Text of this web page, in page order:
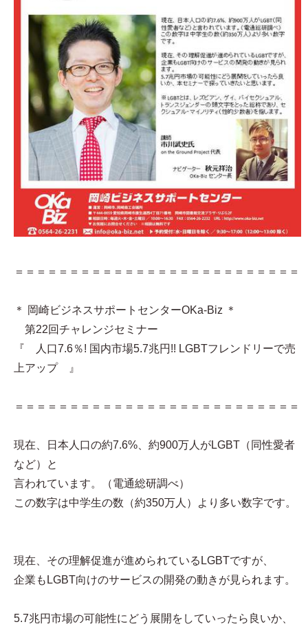
＝＝＝＝＝＝＝＝＝＝＝＝＝＝＝＝＝＝＝＝＝＝＝＝＝＝
＊ 岡崎ビジネスサポートセンターOKa-Biz ＊
第22回チャレンジセミナー
『 人口7.6％! 国内市場5.7兆円!! LGBTフレンドリーで売
上アップ 』
＝＝＝＝＝＝＝＝＝＝＝＝＝＝＝＝＝＝＝＝＝＝＝＝＝＝
現在、日本人口の約7.6%、約900万人がLGBT（同性愛者
など）と
言われています。（電通総研調べ）
この数字は中学生の数（約350万人）より多い数字です。
現在、その理解促進が進められているLGBTですが、
企業もLGBT向けのサービスの開発の動きが見られます。
5.7兆円市場の可能性にどう展開をしていったら良いか、